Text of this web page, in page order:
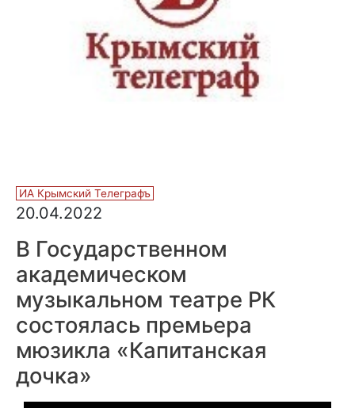
ИА Крымский Телеграфъ
20.04.2022
В Государственном
академическом
музыкальном театре РК
состоялась премьера
мюзикла «Капитанская
дочка»